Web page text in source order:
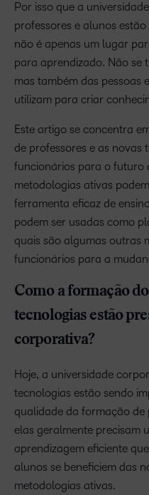
Por isso que a
professores e alunos
não é apenas um lugar
para aprendizado. Não se
mas também das pessoas
utilizam para criar
Este artigo se concentra
de professores e as
funcionários para o futuro
metodologias ativas
ferramenta eficaz de
podem ser usadas como
quais são algumas outras
funcionários para a
Como a formação
tecnologias estão
corporativa?
Hoje, a universidade
tecnologias estão sendo
qualidade da formação de
elas geralmente precisam
aprendizagem eficiente
alunos se beneficiem das
metodologias ativas.